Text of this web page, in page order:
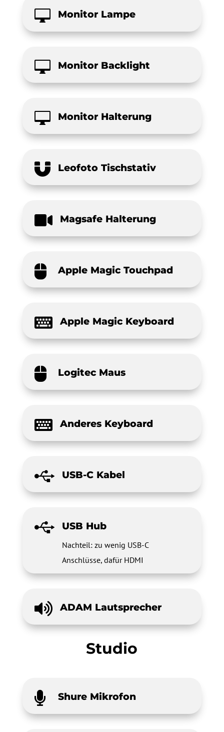
 Monitor Lampe
 Monitor Backlight
 Monitor Halterung
 Leofoto Tischstativ
 Magsafe Halterung
 Apple Magic Touchpad
 Apple Magic Keyboard
 Logitec Maus
 Anderes Keyboard
 USB-C Kabel
 USB Hub
Nachteil: zu wenig USB-C
Anschlüsse, dafür HDMI
 ADAM Lautsprecher
Studio
 Shure Mikrofon